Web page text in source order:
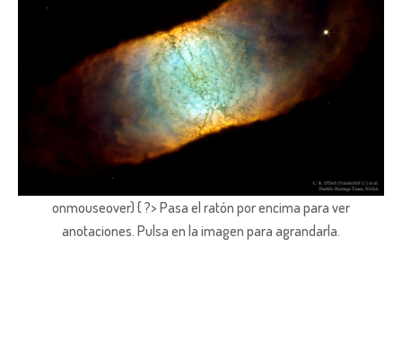
onmouseover) { ?> Pasa el ratón por encima para ver
anotaciones. Pulsa en la imagen para agrandarla.